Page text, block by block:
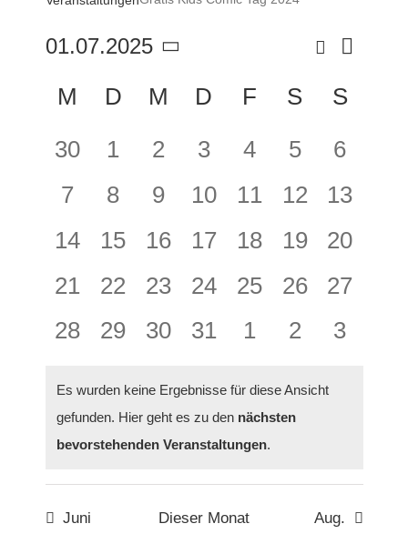
Suche
und
Suche
Monat
01.07.2025
wählen.
Kalender
von
Veranstaltungen
M D M D F S
S
0
Veranstaltungen,
30
0
Veranstaltungen,
1
0
Veranstaltungen,
2
0
Veranstaltungen,
3
0
4
0
5
0
6
0
Veranstaltungen,
7
0
Veranstaltungen,
8
0
Veranstaltungen,
9
0
Veranstaltungen,
10
0
11
0
12
0
13
0
Veranstaltungen,
14
0
Veranstaltungen,
15
0
Veranstaltungen,
16
0
Veranstaltungen,
17
0
18
0
19
0
20
0
Veranstaltungen,
21
0
Veranstaltungen,
22
0
Veranstaltungen,
23
0
Veranstaltungen,
24
0
25
0
26
0
27
0
28
0
29
0
30
0
31
0
1
0
2
0
3
Es wurden keine Ergebnisse für diese Ansicht
gefunden. Hier geht es zu den nächsten
bevorstehenden Veranstaltungen.
Juni Dieser Monat Aug.